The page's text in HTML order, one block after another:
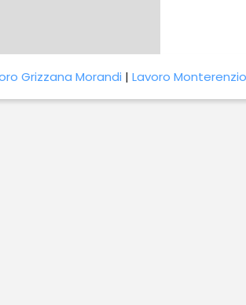
Grizzana Morandi | Lavoro Monterenzio